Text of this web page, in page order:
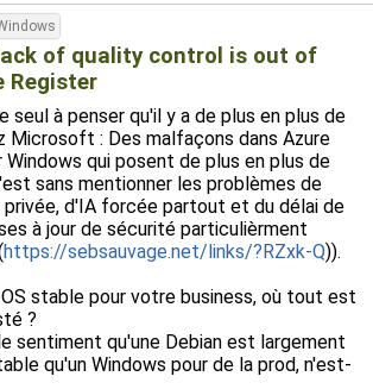
fois ce sont des développeurs
compensent un manque de Windows.
je vais mon vieux chieur linuxien bien
vieille blague pourrie : "Linux, il a y moins
cher : Windows."
dire que ce n'est pas seulement
Windows est payant: Vous payez en
publicitaire (dans le menu démarrer) et
avec votre vie privée et toutes les
collecte sur vous.)
of quality control is out of
Register
seul à penser qu'il y a de plus en plus de
Microsoft : Des malfaçons dans Azure
Windows qui posent de plus en plus de
sans mentionner les problèmes de
privée, d'IA forcée partout et du délai de
à jour de sécurité particulièrment
https://sebsauvage.net/links/?RZxk-Q)).
stable pour votre business, où tout est
?
sentiment qu'une Debian est largement
qu'un Windows pour de la prod, n'est-